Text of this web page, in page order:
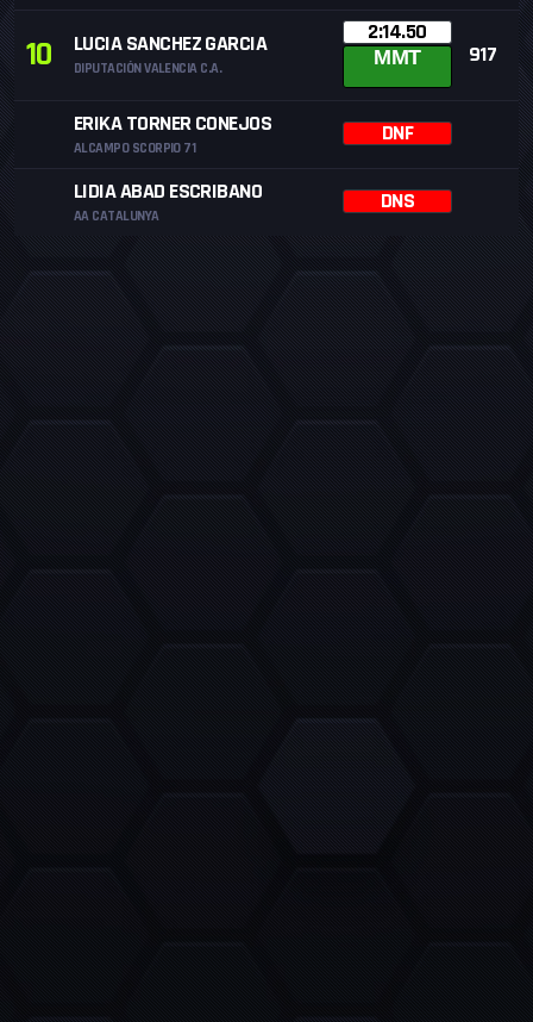
10 LUCIA SANCHEZ GARCIA
DIPUTACIÓN VALENCIA C.A.
2:14.50
MMT 917
ERIKA TORNER CONEJOS
ALCAMPO SCORPIO 71
DNF
LIDIA ABAD ESCRIBANO
AA CATALUNYA
DNS